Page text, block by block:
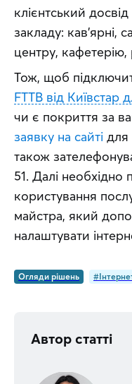
клієнтський
закладу: кав’ярні,
центру,
Тож, щоб
FTTB від Київстар
заявку на сайті для
також
51. Далі необхідно
користування
майстра, який
налаштувати
Огляди рішень
Автор статті